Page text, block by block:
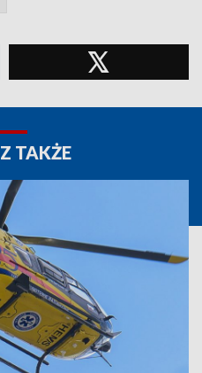
TAKŻE